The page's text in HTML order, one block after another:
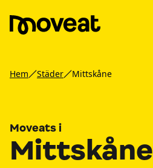
Hem Städer Mittskåne
Moveats i
Mittskåne